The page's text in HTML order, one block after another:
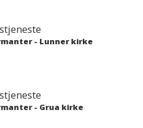
- Lunner kirke
- Grua kirke